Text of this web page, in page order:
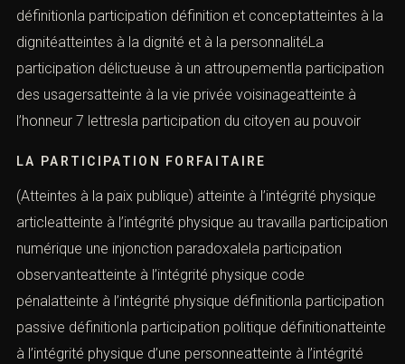
définitionla participation définition et conceptatteintes à la
dignitéatteintes à la dignité et à la personnalitéLa
participation délictueuse à un attroupementla participation
des usagersatteinte à la vie privée voisinageatteinte à
l’honneur 7 lettresla participation du citoyen au pouvoir
LA PARTICIPATION FORFAITAIRE
(Atteintes à la paix publique) atteinte à l’intégrité physique
articleatteinte à l’intégrité physique au travailla participation
numérique une injonction paradoxalela participation
observanteatteinte à l’intégrité physique code
pénalatteinte à l’intégrité physique définitionla participation
passive définitionla participation politique définitionatteinte
à l’intégrité physique d’une personneatteinte à l’intégrité